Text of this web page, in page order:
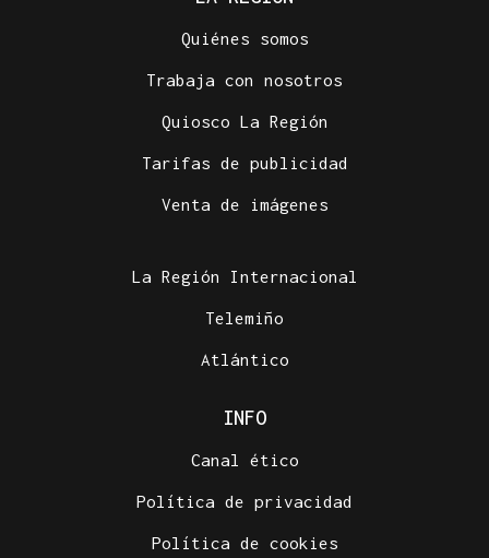
Quiénes somos
Trabaja con nosotros
Quiosco La Región
Tarifas de publicidad
Venta de imágenes
La Región Internacional
Telemiño
Atlántico
INFO
Canal ético
Política de privacidad
Política de cookies